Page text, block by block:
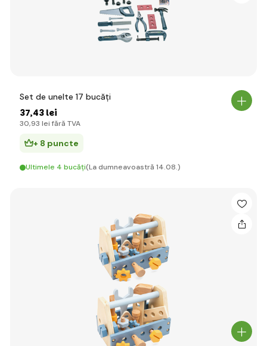
Set de unelte 17 bucăți
37,43 lei
30,93 lei fără TVA
+ 8 puncte
Ultimele 4 bucăți(La dumneavoastră 14.08.)